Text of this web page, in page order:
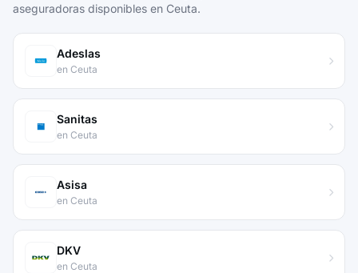
aseguradoras disponibles en Ceuta.
Adeslas
en Ceuta
Sanitas
en Ceuta
Asisa
en Ceuta
DKV
en Ceuta